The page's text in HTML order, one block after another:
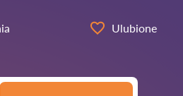
Ulubione